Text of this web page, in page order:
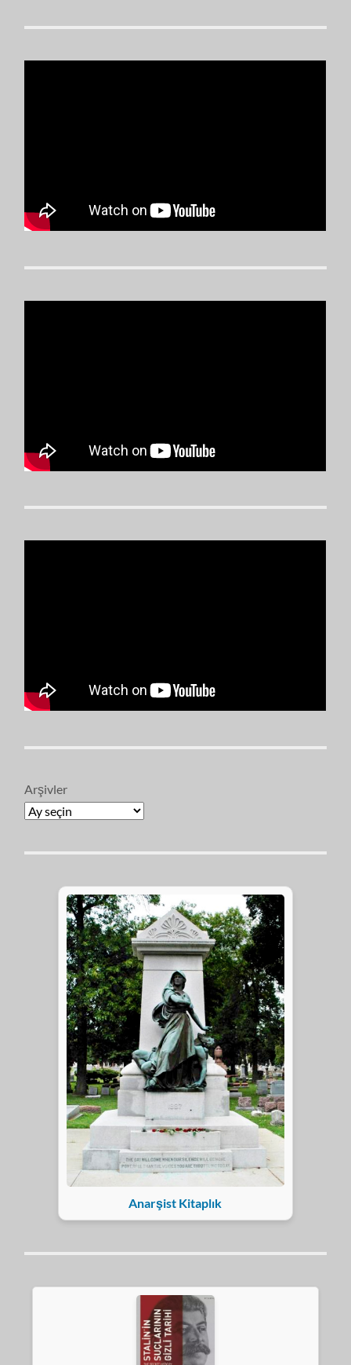
Arşivler
Anarşist Kitaplık